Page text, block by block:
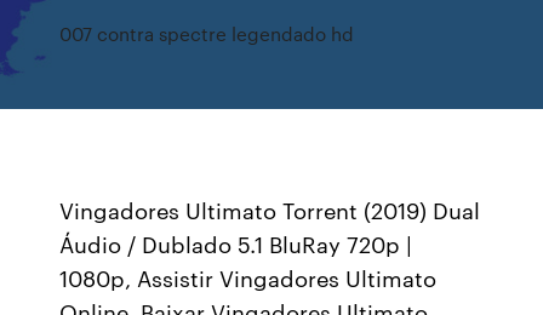
007 contra spectre legendado hd
Vingadores Ultimato Torrent (2019) Dual
Áudio / Dublado 5.1 BluRay 720p |
1080p, Assistir Vingadores Ultimato